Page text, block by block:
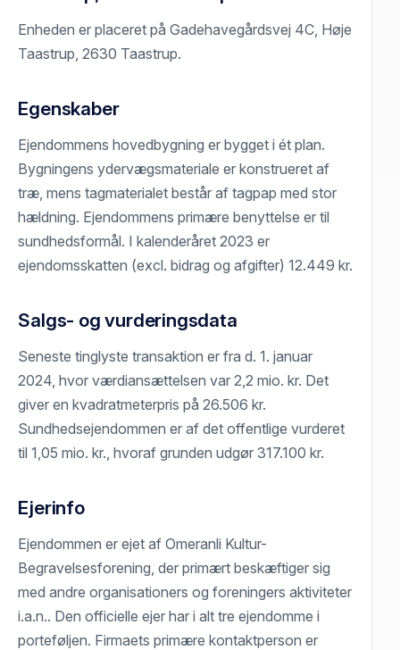
Enheden er placeret på Gadehavegårdsvej 4C, Høje
Taastrup, 2630 Taastrup.
Egenskaber
Ejendommens hovedbygning er bygget i ét plan.
Bygningens ydervægsmateriale er konstrueret af
træ, mens tagmaterialet består af tagpap med stor
hældning. Ejendommens primære benyttelse er til
sundhedsformål. I kalenderåret 2023 er
ejendomsskatten (excl. bidrag og afgifter) 12.449 kr.
Salgs- og vurderingsdata
Seneste tinglyste transaktion er fra d. 1. januar
2024, hvor værdiansættelsen var 2,2 mio. kr. Det
giver en kvadratmeterpris på 26.506 kr.
Sundhedsejendommen er af det offentlige vurderet
til 1,05 mio. kr., hvoraf grunden udgør 317.100 kr.
Ejerinfo
Ejendommen er ejet af Omeranli Kultur-
Begravelsesforening, der primært beskæftiger sig
med andre organisationers og foreningers aktiviteter
i.a.n.. Den officielle ejer har i alt tre ejendomme i
porteføljen. Firmaets primære kontaktperson er